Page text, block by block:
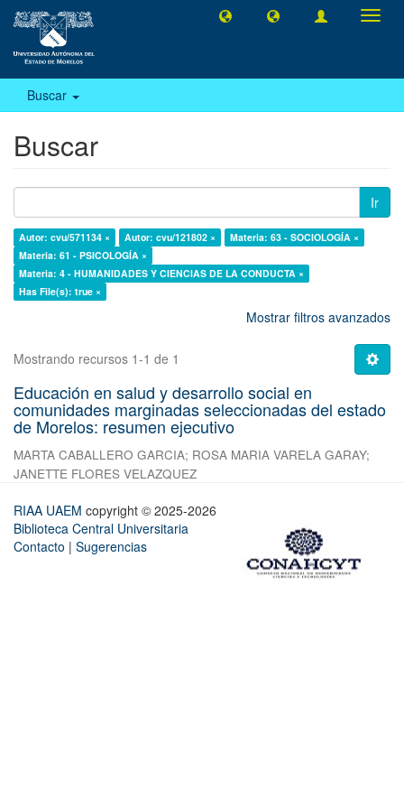
Buscar
Buscar
Ir
Autor: cvu/571134 × Autor: cvu/121802 ×
Materia: 63 - SOCIOLOGÍA ×
Materia: 61 - PSICOLOGÍA ×
Materia: 4 - HUMANIDADES Y CIENCIAS DE LA CONDUCTA ×
Has File(s): true ×
Mostrar filtros avanzados
Mostrando recursos 1-1 de 1
Educación en salud y desarrollo social en
comunidades marginadas seleccionadas del estado
de Morelos: resumen ejecutivo
MARTA CABALLERO GARCIA; ROSA MARIA VARELA GARAY;
JANETTE FLORES VELAZQUEZ
RIAA UAEM copyright © 2025-2026
Biblioteca Central Universitaria
Contacto | Sugerencias